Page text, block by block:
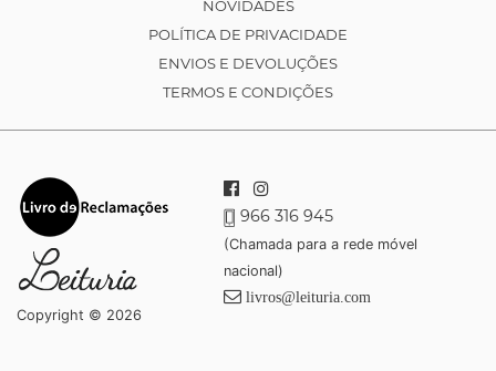
NOVIDADES
POLÍTICA DE PRIVACIDADE
ENVIOS E DEVOLUÇÕES
TERMOS E CONDIÇÕES
Copyright © 2026
966 316 945
(Chamada para a rede móvel
nacional)
livros@leituria.com